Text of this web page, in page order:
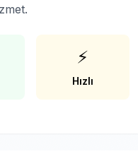
⚡
Hızlı